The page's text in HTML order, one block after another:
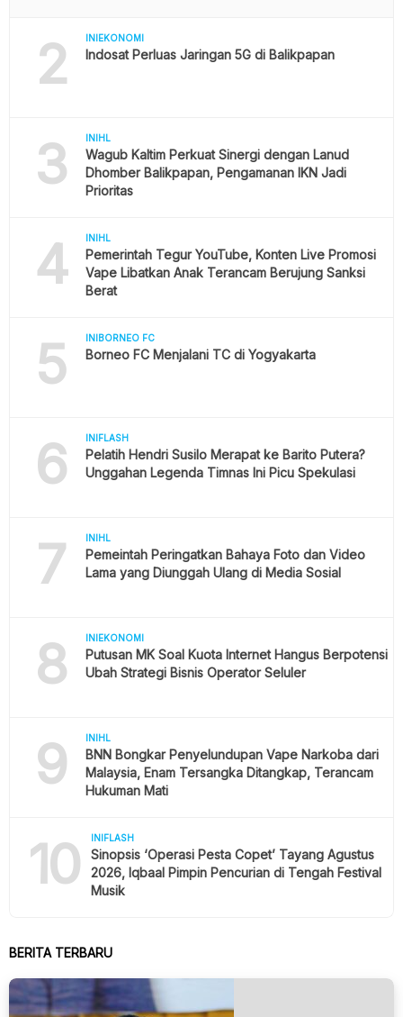
2 INIEKONOMI
Indosat Perluas Jaringan 5G di Balikpapan
3 INIHL
Wagub Kaltim Perkuat Sinergi dengan Lanud
Dhomber Balikpapan, Pengamanan IKN Jadi
Prioritas
4 INIHL
Pemerintah Tegur YouTube, Konten Live Promosi
Vape Libatkan Anak Terancam Berujung Sanksi
Berat
5 INIBORNEO FC
Borneo FC Menjalani TC di Yogyakarta
6 INIFLASH
Pelatih Hendri Susilo Merapat ke Barito Putera?
Unggahan Legenda Timnas Ini Picu Spekulasi
7 INIHL
Pemeintah Peringatkan Bahaya Foto dan Video
Lama yang Diunggah Ulang di Media Sosial
8 INIEKONOMI
Putusan MK Soal Kuota Internet Hangus Berpotensi
Ubah Strategi Bisnis Operator Seluler
9 INIHL
BNN Bongkar Penyelundupan Vape Narkoba dari
Malaysia, Enam Tersangka Ditangkap, Terancam
Hukuman Mati
10 INIFLASH
Sinopsis ‘Operasi Pesta Copet’ Tayang Agustus
2026, Iqbaal Pimpin Pencurian di Tengah Festival
Musik
BERITA TERBARU